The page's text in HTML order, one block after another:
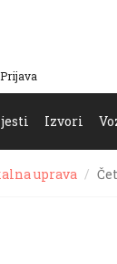
Prijava
Izvori
uprava